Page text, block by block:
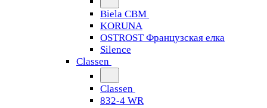
Biela CBM
KORUNA
OSTROST Французская елка
Silence
Classen
Classen
832-4 WR